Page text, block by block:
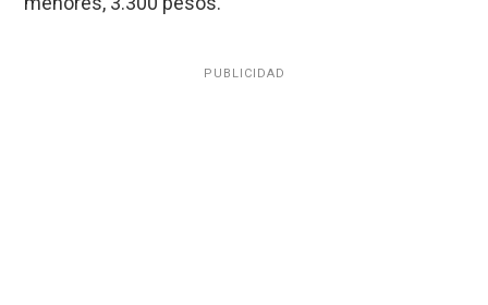
PUBLICIDAD